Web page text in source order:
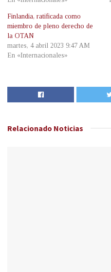
Finlandia, ratificada como
miembro de pleno derecho de
la OTAN
martes, 4 abril 2023 9:47 AM
En «Internacionales»
Relacionado Noticias